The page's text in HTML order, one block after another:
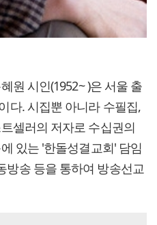
원 시인(1952~ )은 서울 출
다. 시집뿐 아니라 수필집,
셀러의 저자로 수십권의
있는 '한돌성결교회' 담임
방송 등을 통하여 방송선교